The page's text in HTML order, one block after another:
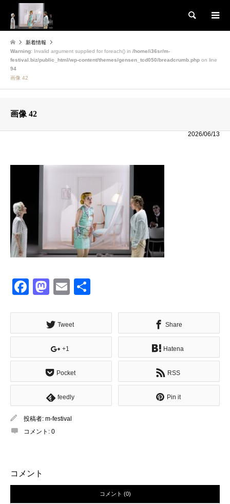
検索
新着情報
Warning: Invalid argument supplied for foreach() in /home/i36sr/m-
festival.biz/public_html/wp-content/themes/gensen_tcd050/breadcrumb.php on line
94
画像 42
画像 42
2026/06/13
Facebook
Mastodon
Email
Tweet Share
+1 Hatena
Pocket RSS
feedly Pin it
投稿者: m-festival
コメント: 0
コメント
コメント (0)